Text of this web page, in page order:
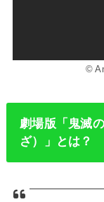
©
劇場版「鬼滅
ざ）」とは？